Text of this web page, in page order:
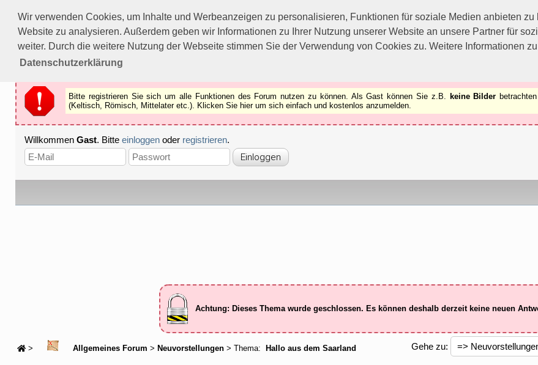
Wir verwenden Cookies, um Inhalte und Werbeanzeigen zu personalisieren, Funktionen für soziale Medien anbieten
Website zu analysieren. Außerdem geben wir Informationen zu Ihrer Nutzung unserer Website an unsere Partner für
weiter. Durch die weitere Nutzung der Webseite stimmen Sie der Verwendung von Cookies zu. Weitere Informationen
Datenschutzerklärung
Bitte registrieren Sie sich um alle Funktionen des Forums nutzen zu können.
Als Gast können Sie z.B.keine Bilderbetrachten.
Registrieren
Schliessen
Bitte registrieren Sie sich um alle Funktionen des Forum nutzen zu können. Als Gast können Sie z.B. keine Bilder
(Keltisch, Römisch, Mittelater etc.). Klicken Sie hier um sich einfach und kostenlos anzumelden.
Willkommen Gast. Bitte einloggen oder registrieren.
Achtung: Dieses Thema wurde geschlossen. Es können deshalb derzeit keine neuen
> Allgemeines Forum > Neuvorstellungen > Thema: Hallo aus dem Saarland Gehe zu: